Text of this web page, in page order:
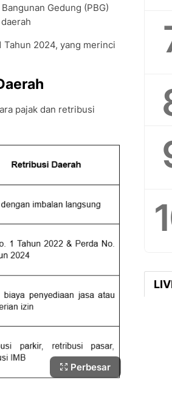
Gedung (PBG)
Tahun 2024, yang merinci
pajak dan retribusi
Perbesar